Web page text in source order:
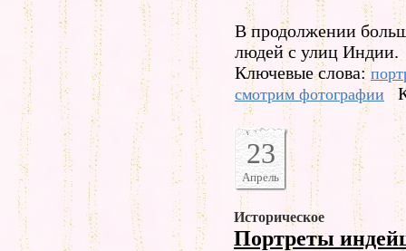
В продолжении
людей с улиц Индии.
Ключевые слова:
смотрим фотографии
23
Апрель
Историческое
Портреты